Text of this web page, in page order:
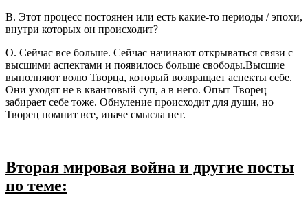
В. Этот процесс постоянен или есть какие-то периоды / эпохи,
внутри которых он происходит?
О. Сейчас все больше. Сейчас начинают открываться связи с
высшими аспектами и появилось больше свободы.Высшие
выполняют волю Творца, который возвращает аспекты себе.
Они уходят не в квантовый суп, а в него. Опыт Творец
забирает себе тоже. Обнуление происходит для души, но
Творец помнит все, иначе смысла нет.
Вторая мировая война и другие посты
по теме: